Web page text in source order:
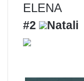
ELENA
#2 Natali